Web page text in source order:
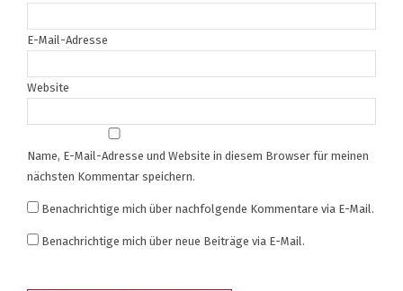
E-Mail-Adresse
Website
Name, E-Mail-Adresse und Website in diesem Browser für meinen
nächsten Kommentar speichern.
Benachrichtige mich über nachfolgende Kommentare via E-Mail.
Benachrichtige mich über neue Beiträge via E-Mail.